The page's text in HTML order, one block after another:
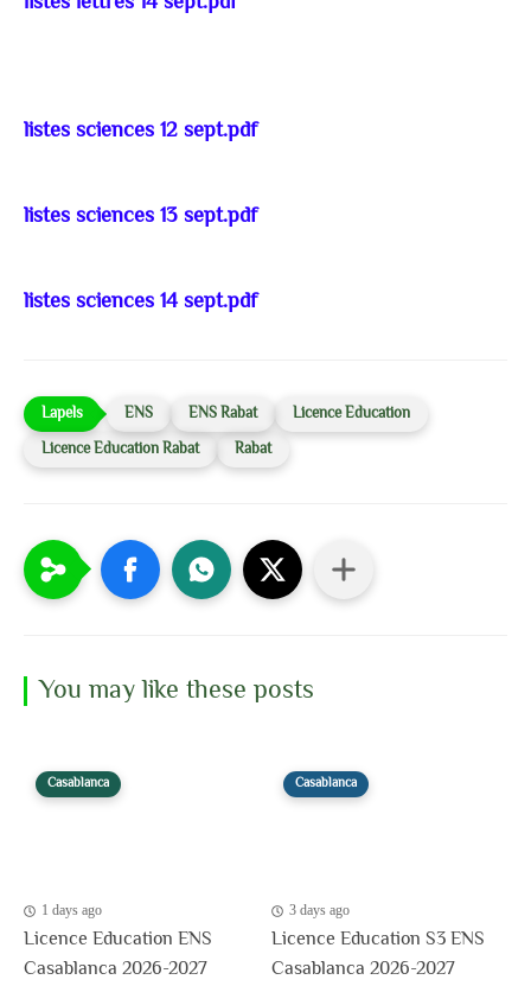
listes sciences 12 sept.pdf
listes sciences 13 sept.pdf
listes sciences 14 sept.pdf
ENS ENS Rabat
Licence Education
Licence Education Rabat
Rabat
You may like these posts
Casablanca
1 days ago
Licence Education ENS
Casablanca 2026-2027
Casablanca
3 days ago
Licence Education S3 ENS
Casablanca 2026-2027